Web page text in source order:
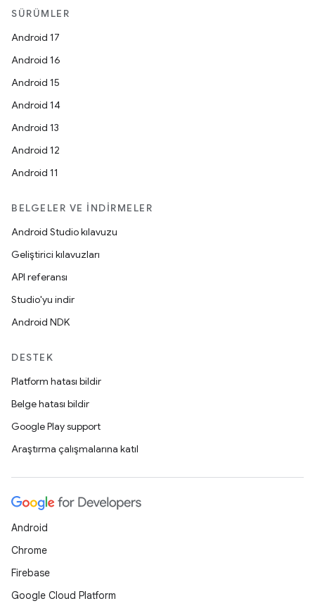
SÜRÜMLER
Android 17
Android 16
Android 15
Android 14
Android 13
Android 12
Android 11
BELGELER VE İNDIRMELER
Android Studio kılavuzu
Geliştirici kılavuzları
API referansı
Studio'yu indir
Android NDK
DESTEK
Platform hatası bildir
Belge hatası bildir
Google Play support
Araştırma çalışmalarına katıl
Android
Chrome
Firebase
Google Cloud Platform